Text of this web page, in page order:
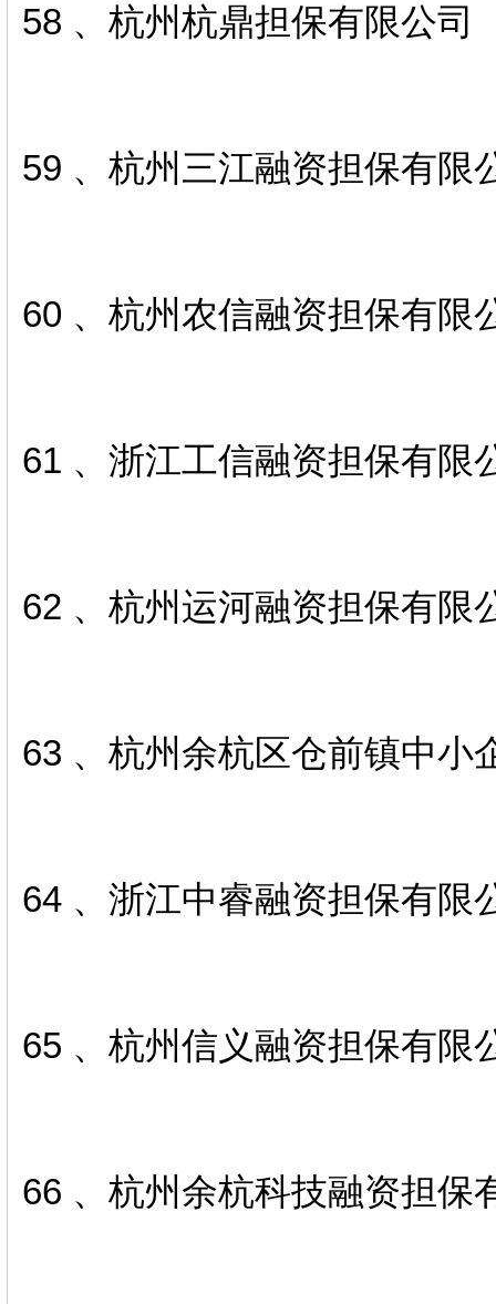
58 、杭州杭鼎担保有限公司
59 、杭州三江融资担保有限
60 、杭州农信融资担保有限
61 、浙江工信融资担保有限
62 、杭州运河融资担保有限
63 、杭州余杭区仓前镇中小
64 、浙江中睿融资担保有限
65 、杭州信义融资担保有限
66 、杭州余杭科技融资担保